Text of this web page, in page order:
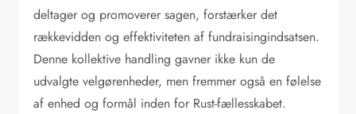
deltager og promoverer sagen, forstærker det
rækkevidden og effektiviteten af fundraisingindsatsen.
Denne kollektive handling gavner ikke kun de
udvalgte velgørenheder, men fremmer også en følelse
af enhed og formål inden for Rust-fællesskabet.